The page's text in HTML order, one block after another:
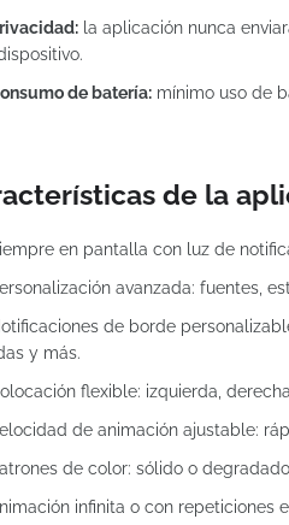
la aplicación nunca
de batería: mínimo uso de
de la
en pantalla con luz de
avanzada: fuentes,
de borde
y más.
flexible: izquierda,
de animación ajustable:
de color: sólido o
infinita o con repeticiones